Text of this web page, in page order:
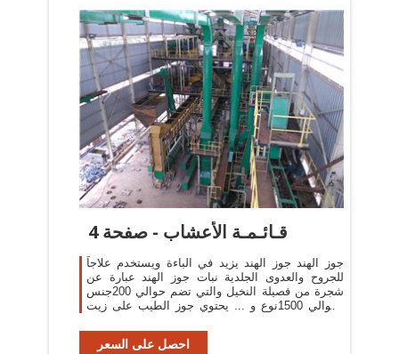
قـائـمـة الأعشاب - صفحة 4
جوز الهند جوز الهند يزيد في الباءة ويستخدم علاجاً
للجروح والعدوى الجلدية نبات جوز الهند عبارة عن
شجرة من فصيلة النخيل والتي تضم حوالي 200جنس
وحوالي 1500نوع و ... يحتوي جوز الطيب على زيت
احصل على السعر